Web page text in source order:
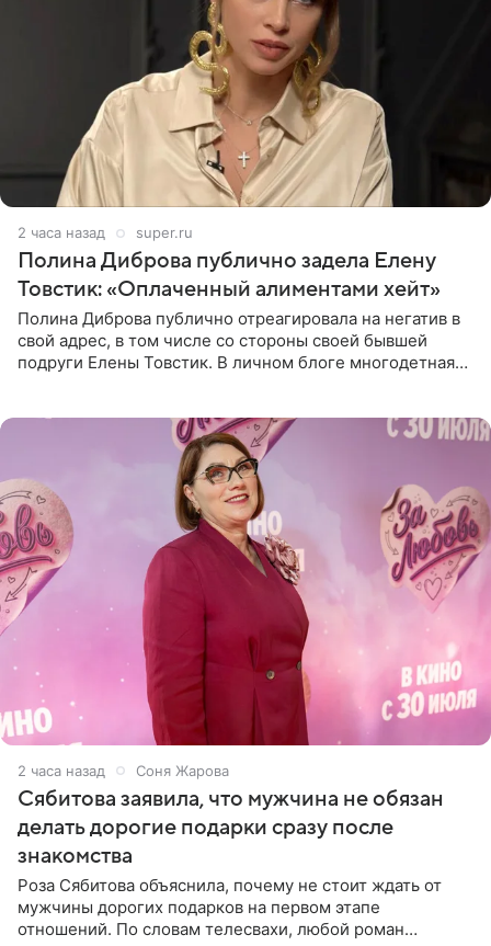
2 часа назад super.ru
Полина Диброва публично задела Елену
Товстик: «Оплаченный алиментами хейт»
Полина Диброва публично отреагировала на негатив в
свой адрес, в том числе со стороны своей бывшей
подруги Елены Товстик. В личном блоге многодетная
2 часа назад Соня Жарова
Сябитова заявила, что мужчина не обязан
делать дорогие подарки сразу после
знакомства
Роза Сябитова объяснила, почему не стоит ждать от
мужчины дорогих подарков на первом этапе
отношений. По словам телесвахи, любой роман